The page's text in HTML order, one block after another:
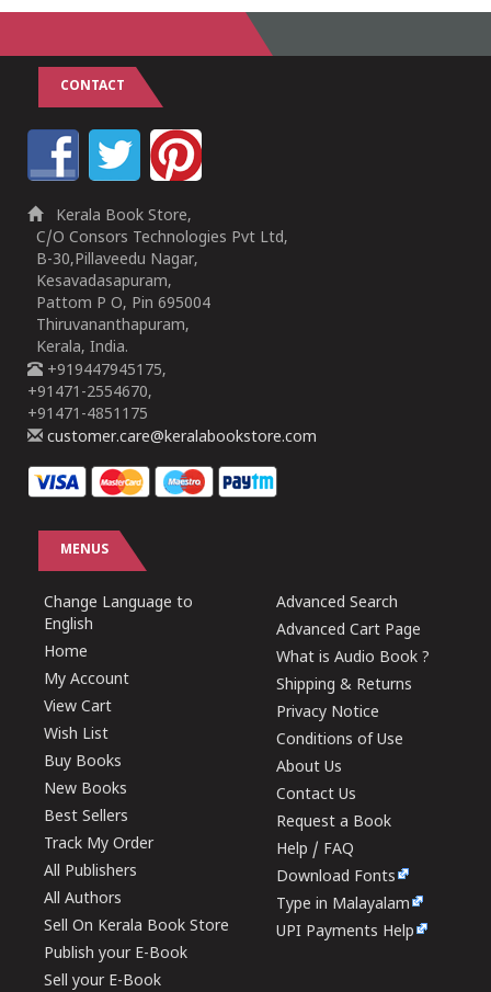
CONTACT
Kerala Book Store,
C/O Consors Technologies Pvt Ltd,
B-30,Pillaveedu Nagar,
Kesavadasapuram,
Pattom P O, Pin 695004
Thiruvananthapuram,
Kerala, India.
+919447945175,
+91471-2554670,
+91471-4851175
customer.care@keralabookstore.com
MENUS
Change Language to
English
Home
My Account
View Cart
Wish List
Buy Books
New Books
Best Sellers
Track My Order
All Publishers
All Authors
Sell On Kerala Book Store
Publish your E-Book
Sell your E-Book
Advanced Search
Advanced Cart Page
What is Audio Book ?
Shipping & Returns
Privacy Notice
Conditions of Use
About Us
Contact Us
Request a Book
Help / FAQ
Download Fonts
Type in Malayalam
UPI Payments Help